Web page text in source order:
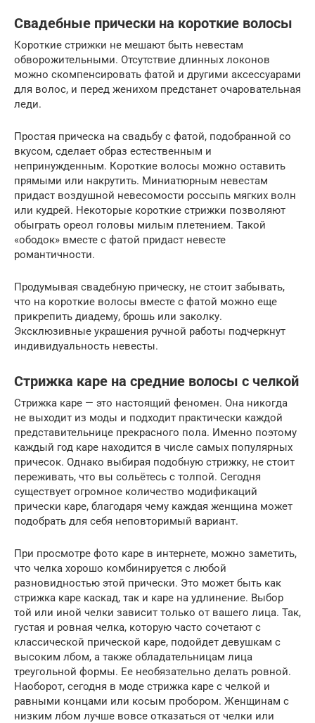
Свадебные прически на короткие волосы
Короткие стрижки не мешают быть невестам
обворожительными. Отсутствие длинных локонов
можно скомпенсировать фатой и другими аксессуарами
для волос, и перед женихом предстанет очаровательная
леди.
Простая прическа на свадьбу с фатой, подобранной со
вкусом, сделает образ естественным и
непринужденным. Короткие волосы можно оставить
прямыми или накрутить. Миниатюрным невестам
придаст воздушной невесомости россыпь мягких волн
или кудрей. Некоторые короткие стрижки позволяют
обыграть ореол головы милым плетением. Такой
«ободок» вместе с фатой придаст невесте
романтичности.
Продумывая свадебную прическу, не стоит забывать,
что на короткие волосы вместе с фатой можно еще
прикрепить диадему, брошь или заколку.
Эксклюзивные украшения ручной работы подчеркнут
индивидуальность невесты.
Стрижка каре на средние волосы с челкой
Стрижка каре — это настоящий феномен. Она никогда
не выходит из моды и подходит практически каждой
представительнице прекрасного пола. Именно поэтому
каждый год каре находится в числе самых популярных
причесок. Однако выбирая подобную стрижку, не стоит
переживать, что вы сольётесь с толпой. Сегодня
существует огромное количество модификаций
прически каре, благодаря чему каждая женщина может
подобрать для себя неповторимый вариант.
При просмотре фото каре в интернете, можно заметить,
что челка хорошо комбинируется с любой
разновидностью этой прически. Это может быть как
стрижка каре каскад, так и каре на удлинение. Выбор
той или иной челки зависит только от вашего лица. Так,
густая и ровная челка, которую часто сочетают с
классической прической каре, подойдет девушкам с
высоким лбом, а также обладательницам лица
треугольной формы. Ее необязательно делать ровной.
Наоборот, сегодня в моде стрижка каре с челкой и
равными концами или косым пробором. Женщинам с
низким лбом лучше вовсе отказаться от челки или